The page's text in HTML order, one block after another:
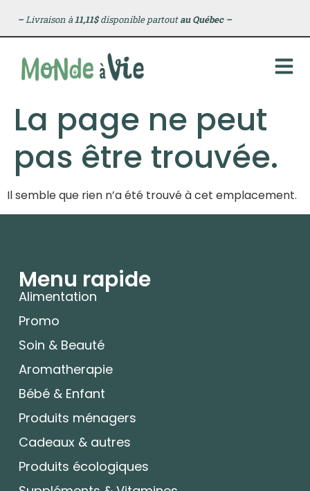
principal
–Livraison à11,11$disponible partoutau Québec –
La page ne peut
pas être trouvée.
Il semble que rien n’a été trouvé à cet emplacement.
Menu rapide
Alimentation
Promo
Soin & Beauté
Aromatherapie
Bébé & Enfant
Produits ménagers
Cadeaux & autres
Produits écologiques